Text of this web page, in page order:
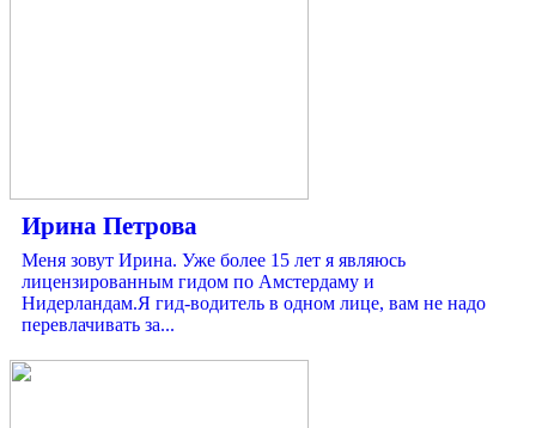
Ирина Петрова
Меня зовут Ирина. Уже более 15 лет я являюсь
лицензированным гидом по Амстердаму и
Нидерландам.Я гид-водитель в одном лице, вам не надо
перевлачивать за...